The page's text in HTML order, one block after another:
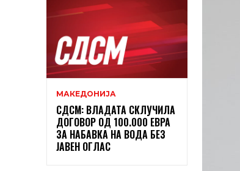
МАКЕДОНИЈА
СДСМ: ВЛАДАТА СКЛУЧИЛА
ДОГОВОР ОД 100.000 ЕВРА
ЗА НАБАВКА НА ВОДА БЕЗ
ЈАВЕН ОГЛАС